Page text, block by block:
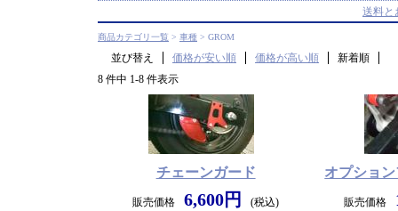
送料と
商品カテゴリ一覧 > 車種 > GROM
並び替え 価格が安い順 価格が高い順
新着順
8 件中 1-8 件表示
チェーンガード
販売価格 6,600円
(税込)
オプショ
販売価格